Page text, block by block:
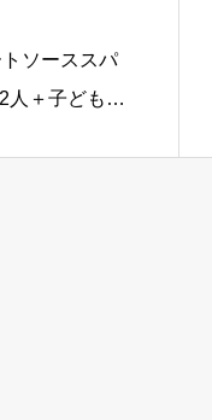
ソーススパ
人＋子ども1